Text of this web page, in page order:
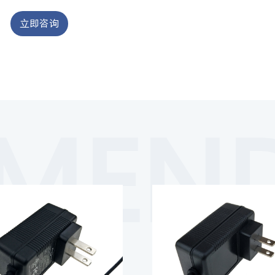
立即咨询